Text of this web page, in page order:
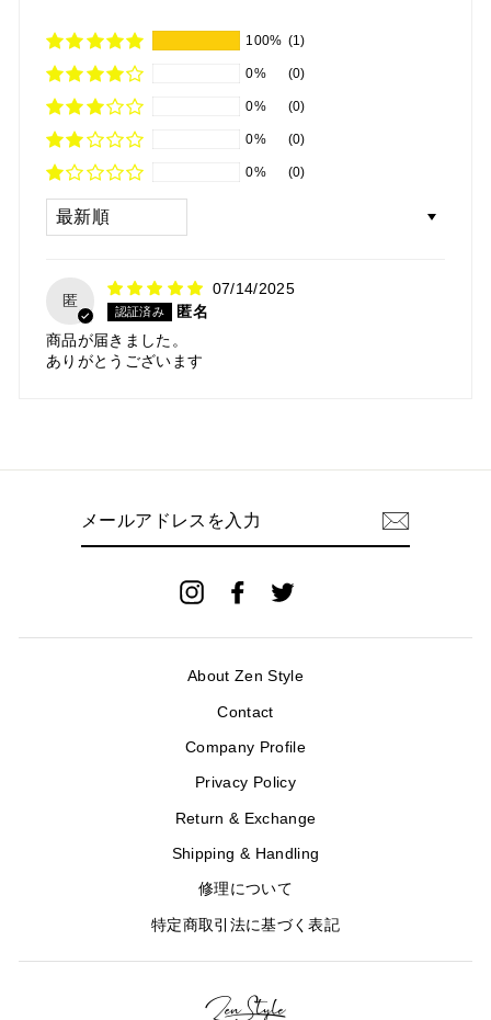
100% (1)
0% (0)
0% (0)
0% (0)
0% (0)
Sort by
匿
07/14/2025
匿名
商品が届きました。
ありがとうございます
InstagramFacebook
About Zen Style
Contact
Company Profile
Privacy Policy
Return & Exchange
Shipping & Handling
修理について
特定商取引法に基づく表記